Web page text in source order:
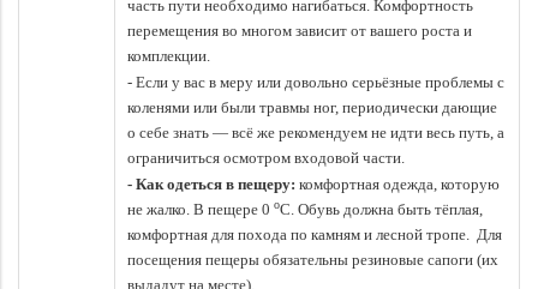
часть пути необходимо нагибаться. Комфортность
перемещения во многом зависит от вашего роста и
комплекции.
- Если у вас в меру или довольно серьёзные проблемы с
коленями или были травмы ног, периодически дающие
о себе знать — всё же рекомендуем не идти весь путь, а
ограничиться осмотром входовой части.
- Как одеться в пещеру: комфортная одежда, которую
не жалко. В пещере 0 оС. Обувь должна быть тёплая,
комфортная для похода по камням и лесной тропе. Для
посещения пещеры обязательны резиновые сапоги (их
выдадут на месте).